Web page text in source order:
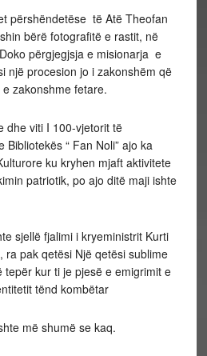
përshëndetëse të Atë Theofan
bërë fotografitë e rastit, në
përgjegjsja e misionarja e
një procesion jo i zakonshëm që
zakonshme fetare.
dhe viti I 100-vjetorit të
Bibliotekës “ Fan Noli” ajo ka
ku kryhen mjaft aktivitete
patriotik, po ajo ditë maji ishte
sjellë fjalimi i kryeministrit Kurti
ra pak qetësi Një qetësi sublime
kur ti je pjesë e emigrimit e
tënd kombëtar
më shumë se kaq.